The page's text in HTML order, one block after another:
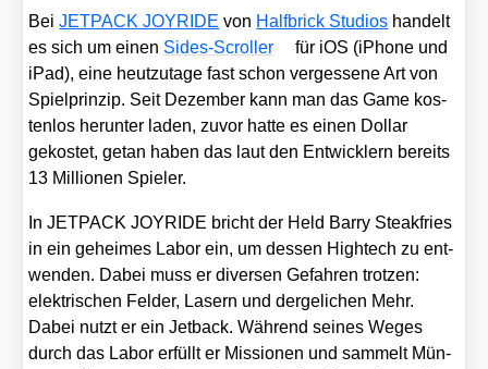
BeiJETPACK JOYRIDE von Half­brick Stu­di­os han­delt
es sich um einen Sides-Scrol­ler
für iOS (iPho­ne und
iPad), eine heut­zu­ta­ge fast schon ver­ges­se­ne Art von
Spiel­prin­zip. Seit Dezem­ber kann man das Game kos­
ten­los her­un­ter laden, zuvor hat­te es einen Dol­lar
gekos­tet, getan haben das laut den Ent­wick­lern bereits
13 Mil­lio­nen Spie­ler.
In JETPACK JOYRIDE bricht der Held Bar­ry Steak­fries
in ein gehei­mes Labor ein, um des­sen High­tech zu ent­
wen­den. Dabei muss er diver­sen Gefah­ren trot­zen:
elek­tri­schen Fel­der, Lasern und der­ge­li­chen Mehr.
Dabei nutzt er ein Jet­back. Wäh­rend sei­nes Weges
durch das Labor erfüllt er Mis­sio­nen und sam­melt Mün­